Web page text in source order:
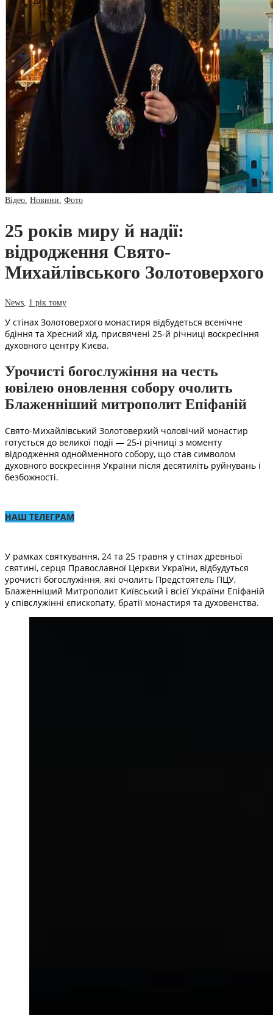
Відео Новини Фото
25 років миру й надії:
відродження Свято-
Михайлівського Золотоверхого
News 1 рік тому
У стінах Золотоверхого монастиря відбудеться всенічне
бдіння та Хресний хід, присвячені 25-й річниці воскресіння
духовного центру Києва.
Урочисті богослужіння на честь
ювілею оновлення собору очолить
Блаженніший митрополит Епіфаній
Свято-Михайлівський Золотоверхий чоловічий монастир
готується до великої події — 25-ї річниці з моменту
відродження однойменного собору, що став символом
духовного воскресіння України після десятиліть руйнувань і
безбожності.
НАШ ТЕЛЕГРАМ
У рамках святкування, 24 та 25 травня у стінах древньої
святині, серця Православної Церкви України, відбудуться
урочисті богослужіння, які очолить Предстоятель ПЦУ,
Блаженніший Митрополит Київський і всієї України Епіфаній
у співслужінні єпископату, братії монастиря та духовенства.